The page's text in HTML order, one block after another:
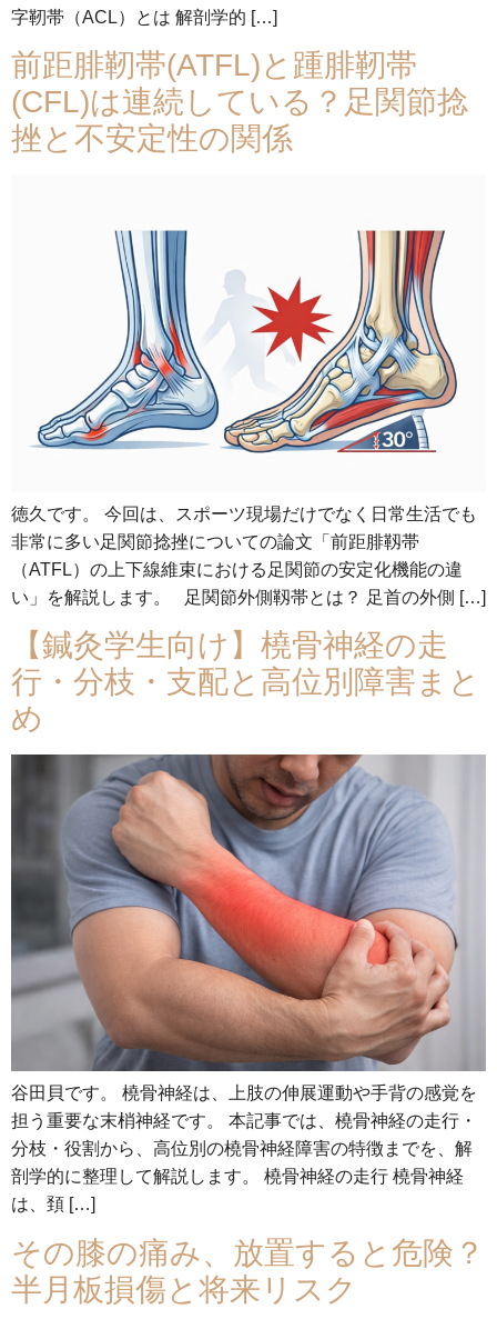
字靭帯（ACL）とは 解剖学的 […]
前距腓靭帯(ATFL)と踵腓靭帯
(CFL)は連続している？足関節捻
挫と不安定性の関係
徳久です。 今回は、スポーツ現場だけでなく日常生活でも
非常に多い足関節捻挫についての論文「前距腓靱帯
（ATFL）の上下線維束における足関節の安定化機能の違
い」を解説します。 足関節外側靱帯とは？ 足首の外側 […]
【鍼灸学生向け】橈骨神経の走
行・分枝・支配と高位別障害まと
め
谷田貝です。 橈骨神経は、上肢の伸展運動や手背の感覚を
担う重要な末梢神経です。 本記事では、橈骨神経の走行・
分枝・役割から、高位別の橈骨神経障害の特徴までを、解
剖学的に整理して解説します。 橈骨神経の走行 橈骨神経
は、頚 […]
その膝の痛み、放置すると危険？
半月板損傷と将来リスク